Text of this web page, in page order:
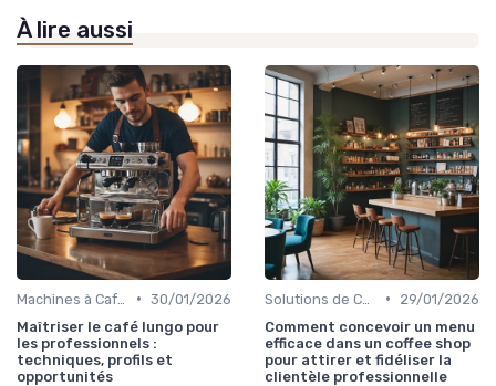
À lire aussi
• 30/01/2026
Maîtriser le café lungo pour
les professionnels :
techniques, profils et
opportunités
•
29/01/2026
Comment concevoir un menu
efficace dans un coffee shop
pour attirer et fidéliser la
clientèle professionnelle